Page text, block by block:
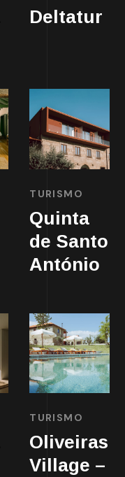
Deltatur
TURISMO
Quinta
de Santo
António
TURISMO
Oliveiras
Village –